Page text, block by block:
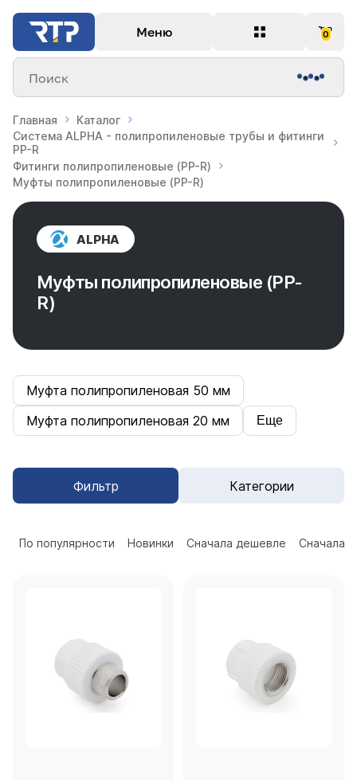
Меню 0
Поиск
Главная
Каталог
Система ALPHA - полипропиленовые трубы и фитинги
PP-R
Фитинги полипропиленовые (PP-R)
Муфты полипропиленовые (PP-R)
ALPHA
Муфты полипропиленовые (PP-
R)
Муфта полипропиленовая 50 мм
Муфта полипропиленовая 20 мм
Еще
Фильтр Категории
По популярности Новинки Сначала дешевле Сначала